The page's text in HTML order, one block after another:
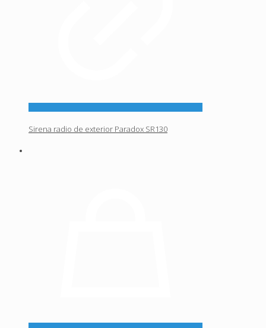
Sirena radio de exterior Paradox SR130